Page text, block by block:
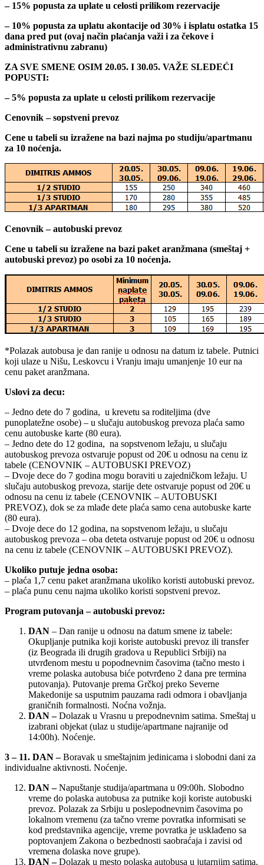
– 15% popusta za uplate u celosti prilikom rezervacije
– 10% popusta za uplatu akontacije od 30% i isplatu ostatka 15
dana pred put (ovaj način plaćanja važi i za čekove i
administrativnu zabranu)
ZA SVE SMENE OSIM 20.05. I 30.05. VAŽE SLEDEĆI
POPUSTI:
– 5% popusta za uplate u celosti prilikom rezervacije
Cenovnik – sopstveni prevoz
Cene u tabeli su izražene na bazi najma po studiju/apartmanu
za 10 noćenja.
Cenovnik – autobuski prevoz
Cene u tabeli su izražene na bazi paket aranžmana (smeštaj +
autobuski prevoz) po osobi za 10 noćenja.
*Polazak autobusa je dan ranije u odnosu na datum iz tabele. Putnici
koji ulaze u Nišu, Leskovcu i Vranju imaju umanjenje 10 eur na
cenu paket aranžmana.
Uslovi za decu:
– Jedno dete do 7 godina, u krevetu sa roditeljima (dve
punoplatežne osobe) – u slučaju autobuskog prevoza plaća samo
cenu autobuske karte (80 eura).
– Jedno dete do 12 godina, na sopstvenom ležaju, u slučaju
autobuskog prevoza ostvaruje popust od 20€ u odnosu na cenu iz
tabele (CENOVNIK – AUTOBUSKI PREVOZ)
– Dvoje dece do 7 godina mogu boraviti u zajedničkom ležaju. U
slučaju autobuskog prevoza, starije dete ostvaruje popust od 20€ u
odnosu na cenu iz tabele (CENOVNIK – AUTOBUSKI
PREVOZ), dok se za mlađe dete plaća samo cena autobuske karte
(80 eura).
– Dvoje dece do 12 godina, na sopstvenom ležaju, u slučaju
autobuskog prevoza – oba deteta ostvaruje popust od 20€ u odnosu
na cenu iz tabele (CENOVNIK – AUTOBUSKI PREVOZ).
Ukoliko putuje jedna osoba:
– plaća 1,7 cenu paket aranžmana ukoliko koristi autobuski prevoz.
– plaća punu cenu najma ukoliko koristi sopstveni prevoz.
Program putovanja –autobuski prevoz:
DAN – Dan ranije u odnosu na datum smene iz tabele:
Okupljanje putnika koji koriste autobuski prevoz ili transfer
(iz Beograda ili drugih gradova u Republici Srbiji) na
utvrđenom mestu u popodnevnim časovima (tačno mesto i
vreme polaska autobusa biće potvrđeno 2 dana pre termina
putovanja). Putovanje prema Grčkoj preko Severne
Makedonije sa usputnim pauzama radi odmora i obavljanja
graničnih formalnosti. Noćna vožnja.
DAN–Dolazak u Vrasnu u prepodnevnim satima. Smeštaj u
izabrani objekat (ulaz u studije/apartmane najranije od
14:00h). Noćenje.
3 – 11. DAN –Boravak u smeštajnim jedinicama i slobodni dani za
individualne aktivnosti. Noćenje.
DAN–Napuštanje studija/apartmana u 09:00h. Slobodno
vreme do polaska autobusa za putnike koji koriste autobuski
prevoz. Polazak za Srbiju u poslepodnevnim časovima po
lokalnom vremenu (za tačno vreme povratka informisati se
kod predstavnika agencije, vreme povratka je usklađeno sa
poptovanjem Zakona o bezbednosti saobraćaja i zavisi od
vremena dolaska nove grupe).
DAN–Dolazak u mesto polaska autobusa u jutarnjim satima.